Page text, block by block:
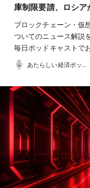
庫制限要請、ロシ
ブロックチェーン・仮
ついてのニュース解説
毎日ポッドキャストで
あたらしい経済ポッドキャスト